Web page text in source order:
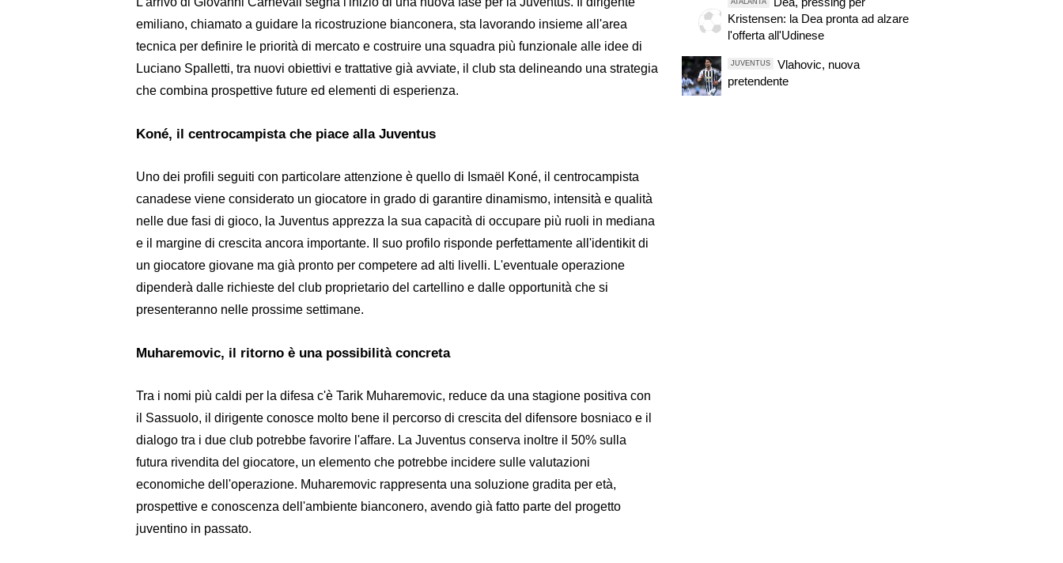
emiliano, chiamato a guidare la ricostruzione bianconera, sta lavorando insieme all'area
tecnica per definire le priorità di mercato e costruire una squadra più funzionale alle idee di
Luciano Spalletti, tra nuovi obiettivi e trattative già avviate, il club sta delineando una strategia
che combina prospettive future ed elementi di esperienza.
Koné, il centrocampista che piace alla Juventus
Uno dei profili seguiti con particolare attenzione è quello di Ismaël Koné, il centrocampista
canadese viene considerato un giocatore in grado di garantire dinamismo, intensità e qualità
nelle due fasi di gioco, la Juventus apprezza la sua capacità di occupare più ruoli in mediana
e il margine di crescita ancora importante. Il suo profilo risponde perfettamente all'identikit di
un giocatore giovane ma già pronto per competere ad alti livelli. L'eventuale operazione
dipenderà dalle richieste del club proprietario del cartellino e dalle opportunità che si
presenteranno nelle prossime settimane.
Muharemovic, il ritorno è una possibilità concreta
Tra i nomi più caldi per la difesa c'è Tarik Muharemovic, reduce da una stagione positiva con
il Sassuolo, il dirigente conosce molto bene il percorso di crescita del difensore bosniaco e il
dialogo tra i due club potrebbe favorire l'affare. La Juventus conserva inoltre il 50% sulla
futura rivendita del giocatore, un elemento che potrebbe incidere sulle valutazioni
economiche dell'operazione. Muharemovic rappresenta una soluzione gradita per età,
prospettive e conoscenza dell'ambiente bianconero, avendo già fatto parte del progetto
juventino in passato.
Kristensen: la Dea pronta ad alzare
l'offerta all'Udinese
JUVENTUS
Vlahovic, nuova
pretendente